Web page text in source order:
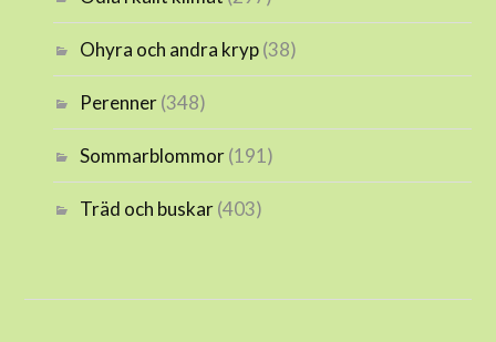
Ohyra och andra kryp(38)
Perenner(348)
Sommarblommor(191)
Träd och buskar(403)